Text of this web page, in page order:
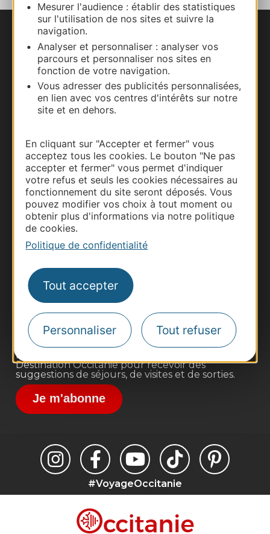
Mesurer l'audience : établir des statistiques
sur l'utilisation de nos sites et suivre la
navigation.
Analyser et personnaliser : analyser vos
parcours et personnaliser nos sites en
fonction de votre navigation.
Vous adresser des publicités personnalisées,
en lien avec vos centres d'intérêts sur notre
site et en dehors.
En cliquant sur "Accepter et fermer" vous
acceptez tous les cookies. Le bouton "Ne pas
accepter et fermer" vous permet d'indiquer
votre refus et seuls les cookies nécessaires au
fonctionnement du site seront déposés. Vous
pouvez modifier vos choix à tout moment ou
obtenir plus d'informations via notre politique
de cookies.
Politique de confidentialité
Tout accepter
Personnaliser Tout refuser
Nous contacter
Carte interactive
Documentation
Thermalisme
Pros d'Occitanie
Site presse et d'influence
Voyagistes
Destination Sport
Inscrivez-vous à la lettre d'information
Destination Occitanie pour recevoir des
suggestions de séjours, de visites et de sorties.
Je m'abonne
#VoyageOccitanie